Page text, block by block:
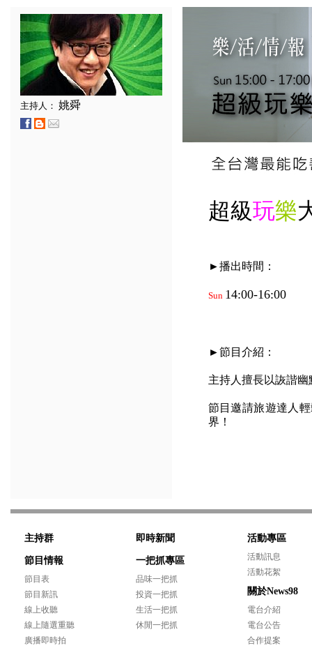
主持人： 姚舜
超級玩樂
►播出時間：
Sun 14:00-16:00
►節目介紹：
主持人擅長以詼諧
節目邀請旅遊達人
界！
主持群
節目情報
節目表
節目新訊
線上收聽
線上隨選重聽
廣播即時拍
即時新聞
一把抓專區
品味一把抓
投資一把抓
生活一把抓
休閒一把抓
活動專區
活動訊息
活動花絮
關於News98
電台介紹
電台公告
合作提案